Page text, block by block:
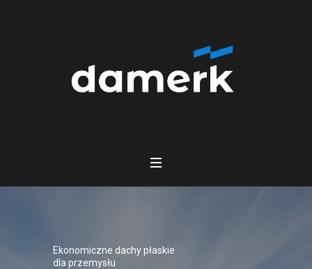
Ekonomiczne dachy płaskie
dla przemysłu